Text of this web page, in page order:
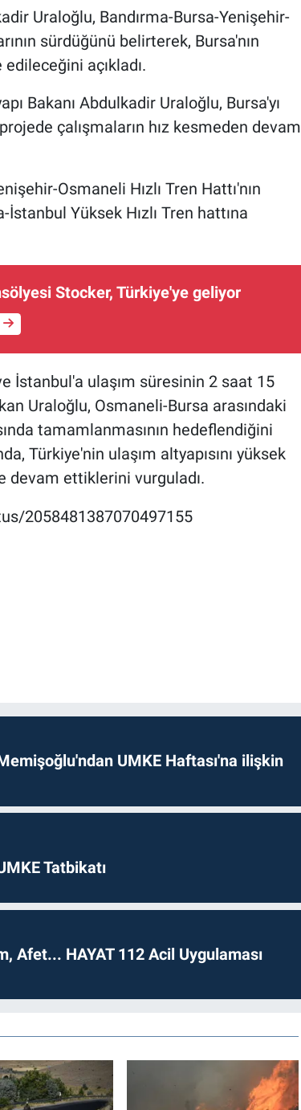
Uraloğlu, Bandırma-Bursa-Yenişehir-
sürdüğünü belirterek, Bursa'nın
açıkladı.
Bakanı Abdulkadir Uraloğlu, Bursa'yı
çalışmaların hız kesmeden devam
Osmaneli Hızlı Tren Hattı'nın
Yüksek Hızlı Tren hattına
Stocker, Türkiye'ye geliyor
İstanbul'a ulaşım süresinin 2 saat 15
Uraloğlu, Osmaneli-Bursa arasındaki
tamamlanmasının hedeflendiğini
Türkiye'nin ulaşım altyapısını yüksek
devam ettiklerini vurguladı.
2058481387070497155
UMKE Haftası'na ilişkin
Tatbikatı
Afet... HAYAT 112 Acil Uygulaması